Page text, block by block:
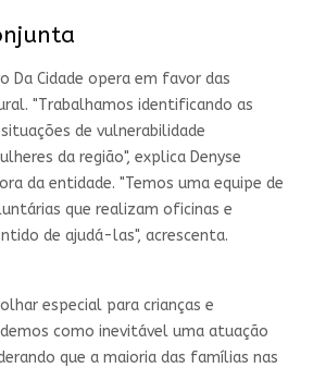
Da Cidade opera em favor das
"Trabalhamos identificando as
de vulnerabilidade
da região", explica Denyse
da entidade. "Temos uma equipe de
que realizam oficinas e
de ajudá-las", acrescenta.
especial para crianças e
como inevitável uma atuação
que a maioria das famílias nas